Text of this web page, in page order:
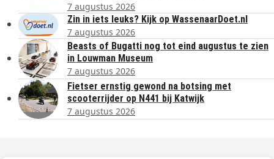
7 augustus 2026
Zin in iets leuks? Kijk op WassenaarDoet.nl
7 augustus 2026
Beasts of Bugatti nog tot eind augustus te zien
in Louwman Museum
7 augustus 2026
Fietser ernstig gewond na botsing met
scooterrijder op N441 bij Katwijk
7 augustus 2026